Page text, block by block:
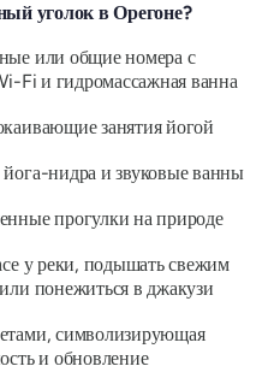
уголок в Орегоне?
или общие номера с
Fi и гидромассажная ванна
занятия йогой
нидра и звуковые ванны
прогулки на природе
у реки, подышать свежим
понежиться в джакузи
символизирующая
и обновление